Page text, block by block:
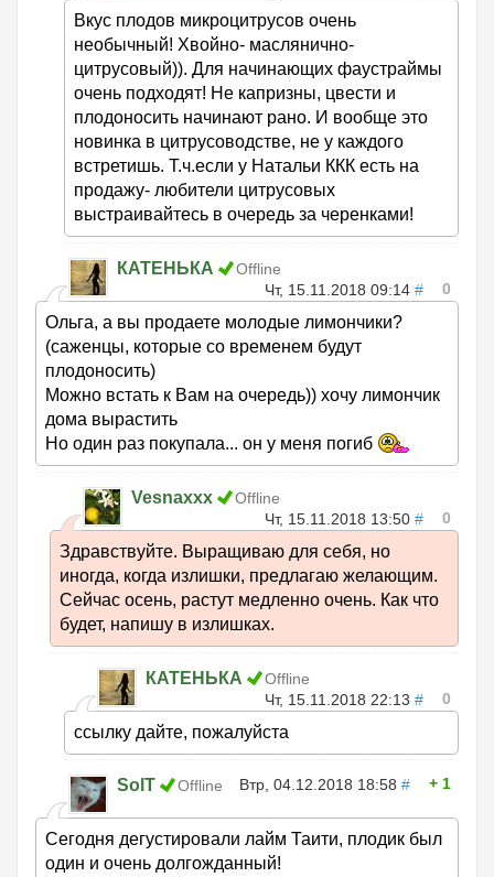
Вкус плодов микроцитрусов очень
необычный! Хвойно- маслянично-
цитрусовый)). Для начинающих фаустраймы
очень подходят! Не капризны, цвести и
плодоносить начинают рано. И вообще это
новинка в цитрусоводстве, не у каждого
встретишь. Т.ч.если у Натальи ККК есть на
продажу- любители цитрусовых
выстраивайтесь в очередь за черенками!
КАТЕНЬКА
Offline
Чт, 15.11.2018 09:14 # 0
Ольга, а вы продаете молодые лимончики?
(саженцы, которые со временем будут
плодоносить)
Можно встать к Вам на очередь)) хочу лимончик
дома вырастить
Но один раз покупала... он у меня погиб
Vesnaxxx
Offline
Чт, 15.11.2018 13:50 # 0
Здравствуйте. Выращиваю для себя, но
иногда, когда излишки, предлагаю желающим.
Сейчас осень, растут медленно очень. Как что
будет, напишу в излишках.
КАТЕНЬКА
Offline
Чт, 15.11.2018 22:13 # 0
ссылку дайте, пожалуйста
SolT Offline Втр, 04.12.2018 18:58 # 1
Сегодня дегустировали лайм Таити, плодик был
один и очень долгожданный!